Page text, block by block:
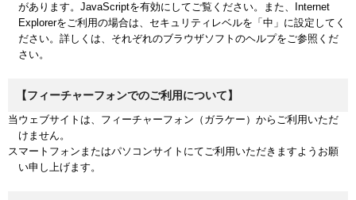
があります。JavaScriptを有効にしてご覧ください。また、Internet
Explorerをご利用の場合は、セキュリティレベルを「中」に設定してく
ださい。詳しくは、それぞれのブラウザソフトのヘルプをご参照くだ
さい。
【フィーチャーフォンでのご利用について】
当ウェブサイトは、フィーチャーフォン（ガラケー）からご利用いただ
けません。
スマートフォンまたはパソコンサイトにてご利用いただきますようお願
い申し上げます。